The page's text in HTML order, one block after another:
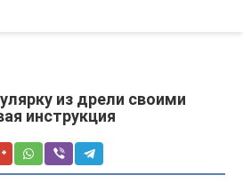
из дрели своими
инструкция